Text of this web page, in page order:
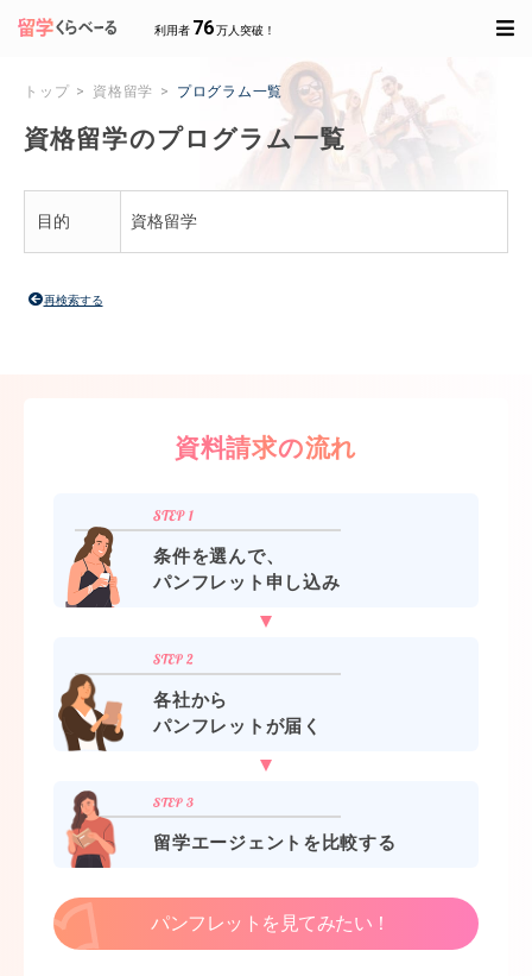
利用者 76万人突破！
トップ 資格留学 プログラム一覧
資格留学のプログラム一覧
目的 資格留学
再検索する
資料請求の流れ
条件を選んで、
パンフレット申し込み
各社から
パンフレットが届く
留学エージェントを比較する
パンフレットを見てみたい！